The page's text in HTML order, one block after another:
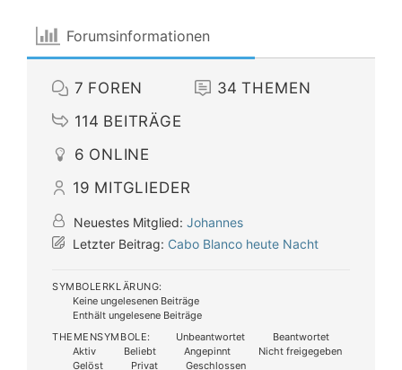
Forumsinformationen
7 FOREN 34 THEMEN
114 BEITRÄGE
6 ONLINE
19 MITGLIEDER
Neuestes Mitglied: Johannes
Letzter Beitrag: Cabo Blanco heute Nacht
SYMBOLERKLÄRUNG:
Keine ungelesenen Beiträge
Enthält ungelesene Beiträge
THEMENSYMBOLE:
Unbeantwortet
Beantwortet
Aktiv
Beliebt Angepinnt
Nicht freigegeben
Gelöst
Privat Geschlossen